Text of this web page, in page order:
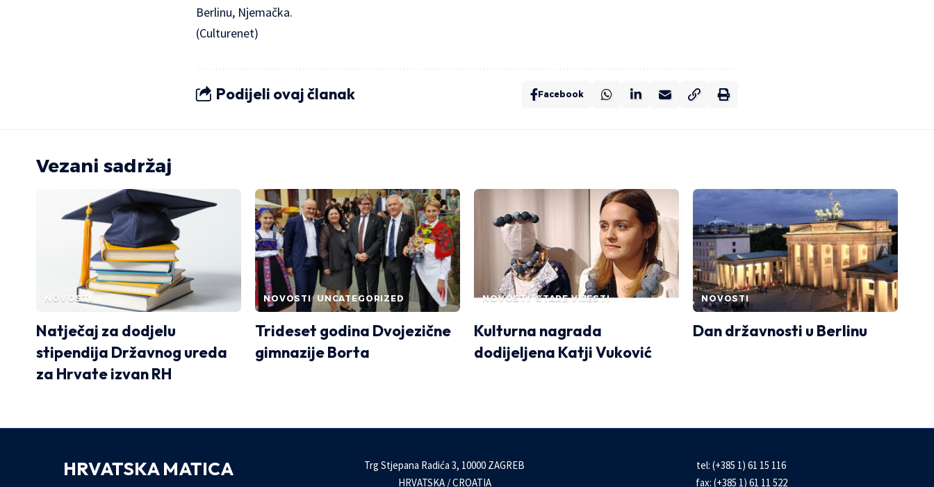
Berlinu, Njemačka.
(Culturenet)
Podijeli ovaj članak Facebook
Vezani sadržaj
NOVOSTI
Natječaj za dodjelu
stipendija Državnog ureda
za Hrvate izvan RH
NOVOSTI UNCATEGORIZED
Trideset godina Dvojezične
gimnazije Borta
NOVOSTI STARE VIJESTI
Kulturna nagrada
dodijeljena Katji Vuković
NOVOSTI
Dan državnosti u Berlinu
HRVATSKA MATICA
Trg Stjepana Radića 3, 10000 ZAGREB
HRVATSKA / CROATIA
tel: (+385 1) 61 15 116
fax: (+385 1) 61 11 522